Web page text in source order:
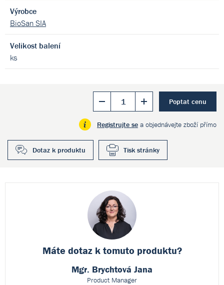
Výrobce
BioSan SIA
Velikost balení
ks
Poptat cenu
Registrujte se a objednávejte zboží přímo
Dotaz k produktu Tisk stránky
Máte dotaz k tomuto produktu?
Mgr. Brychtová Jana
Product Manager